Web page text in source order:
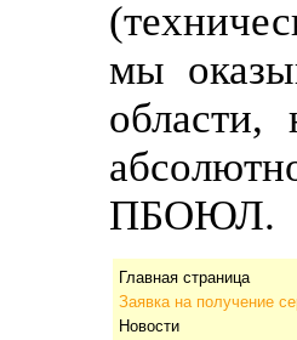
мы
ПБОЮЛ.
Главная страница
Заявка на получение
Новости